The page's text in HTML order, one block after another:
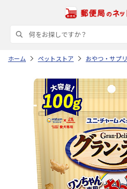
ホーム ペットストア おやつ・サプリ